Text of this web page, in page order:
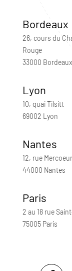
Bordeaux
26, cours du
Rouge
33000 Bordeaux
Lyon
10, quai Tilsitt
69002 Lyon
Nantes
12, rue Mercoeur
44000 Nantes
Paris
2 au 18 rue
75005 Paris